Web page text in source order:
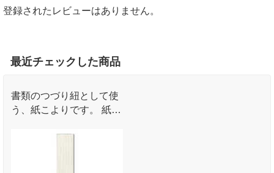
登録されたレビューはありません。
最近チェックした商品
書類のつづり紐として使
う、紙こよりです。 紙製
まま廃棄できます